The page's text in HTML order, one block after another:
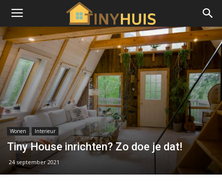
Wonen Interieur
Tiny House inrichten? Zo doe je dat!
24 september 2021